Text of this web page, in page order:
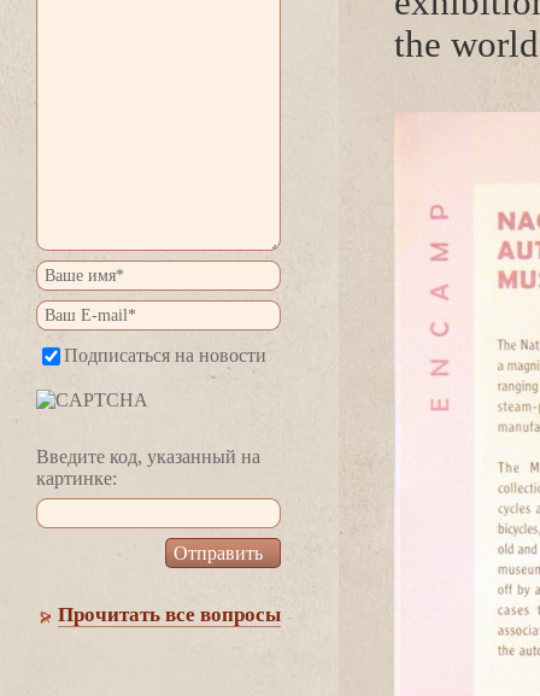
Подписаться на новости
едите код, указанный на
картинке:
Прочитать все вопросы
the